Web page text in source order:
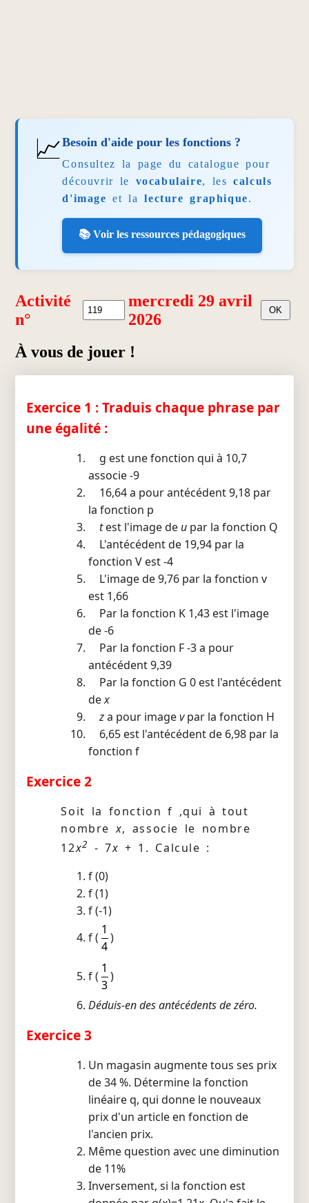
📈Besoin d'aide pour les fonctions ?
Consultez la page du catalogue pour
découvrir le vocabulaire, lescalculs
d'image et lalecture graphique.
📚 Voir les ressources pédagogiques
Activité
n°
mercredi 29 avril
2026
À vous de jouer !
Exercice 1 : Traduis chaque phrase par
une égalité :
g est une fonction qui à 10,7
associe -9
16,64 a pour antécédent 9,18 par
la fonction p
test l'image de u par la fonction Q
L'antécédent de 19,94 par la
fonction V est -4
L'image de 9,76 par la fonction v
est 1,66
Par la fonction K 1,43 est l'image
de -6
Par la fonction F -3 a pour
antécédent 9,39
Par la fonction G 0 est l'antécédent
dex
za pour imagevpar la fonction H
6,65 est l'antécédent de 6,98 par la
fonction f
Exercice 2
Soit la fonction f ,qui à tout
nombrex, associe le nombre
12x2 - 7x + 1. Calcule :
f (0)
f (1)
f (-1)
f (
1
4
)
f (
1
3
)
Déduis-en des antécédents de zéro.
Exercice 3
Un magasin augmente tous ses prix
de 34 %. Détermine la fonction
linéaire q, qui donne le nouveaux
prix d'un article en fonction de
l'ancien prix.
Même question avec une diminution
de 11%
Inversement, si la fonction est